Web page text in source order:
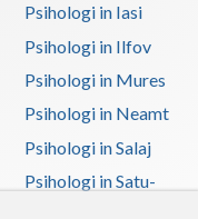
Psihologi in Iasi
Psihologi in Ilfov
Psihologi in Mures
Psihologi in Neamt
Psihologi in Salaj
Psihologi in Satu-